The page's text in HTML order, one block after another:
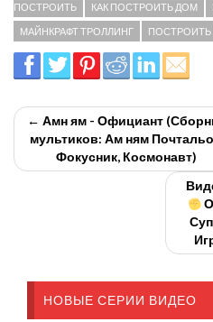
ПОСТРОИТЬ КАК ПОСТРОИТЬ ДОМ
МАЙНКРАФТ ТРОЛЛИНГ ПОСТРОИТЬ
← Амн ям - Официант
мультиков: Ам ням
Фокусник, Космонавт)
НОВЫЕ СЕРИИ ВИДЕО